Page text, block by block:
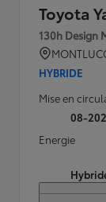
Toyota
130h Design
HYBRIDE
Mise en
08-
Energie